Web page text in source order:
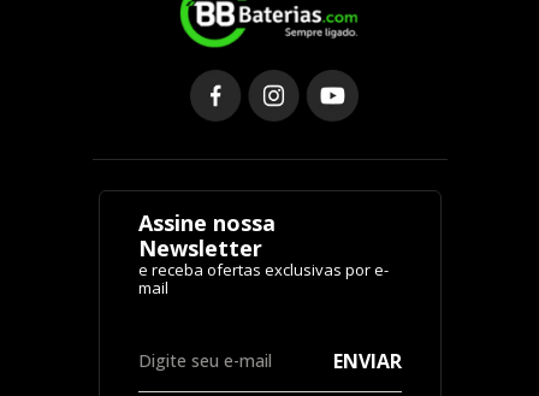
Assine nossa
Newsletter
ENVIAR